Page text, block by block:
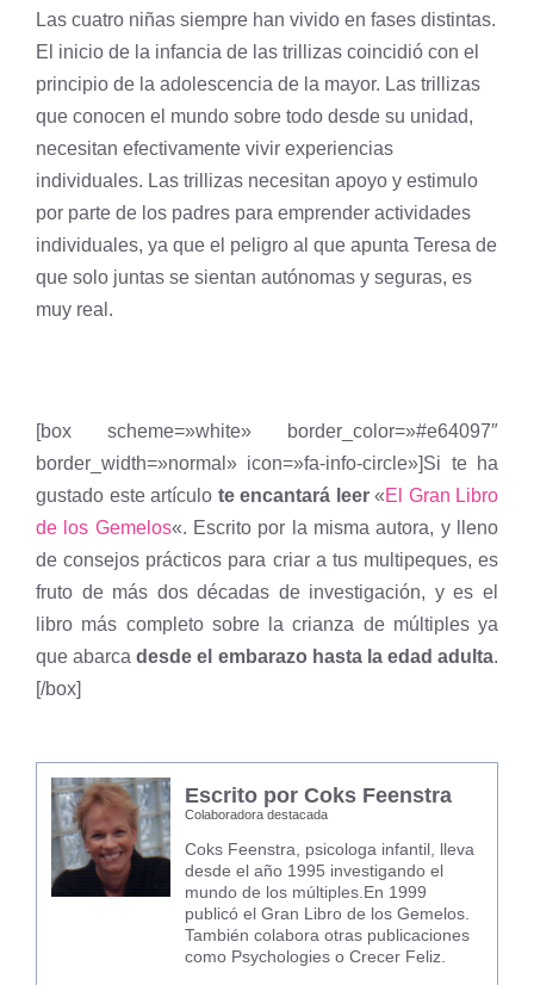
Las cuatro niñas siempre han vivido en fases distintas.
El inicio de la infancia de las trillizas coincidió con el
principio de la adolescencia de la mayor. Las trillizas
que conocen el mundo sobre todo desde su unidad,
necesitan efectivamente vivir experiencias
individuales. Las trillizas necesitan apoyo y estimulo
por parte de los padres para emprender actividades
individuales, ya que el peligro al que apunta Teresa de
que solo juntas se sientan autónomas y seguras, es
muy real.
[box scheme=»white» border_color=»#e64097″
border_width=»normal» icon=»fa-info-circle»]Si te ha
gustado este artículo te encantará leer«El Gran Libro
de los Gemelos«. Escrito por la misma autora, y lleno
de consejos prácticos para criar a tus multipeques, es
fruto de más dos décadas de investigación, y es el
libro más completo sobre la crianza de múltiples ya
que abarcadesde el embarazo hasta la edad adulta.
[/box]
Escrito por Coks Feenstra
Colaboradora destacada
Coks Feenstra, psicologa infantil, lleva
desde el año 1995 investigando el
mundo de los múltiples.En 1999
publicó el Gran Libro de los Gemelos.
También colabora otras publicaciones
como Psychologies o Crecer Feliz.